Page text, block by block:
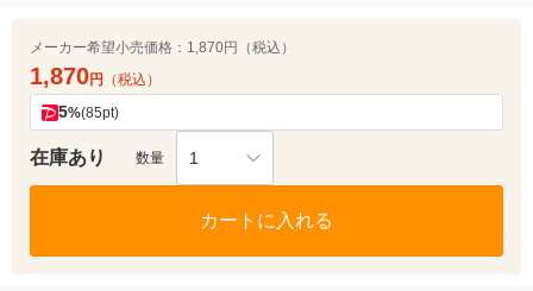
メーカー希望小売価格： 1,870円（税込）
1,870円 （税込）
5%(85pt)
在庫あり 数量 1
カートに入れる